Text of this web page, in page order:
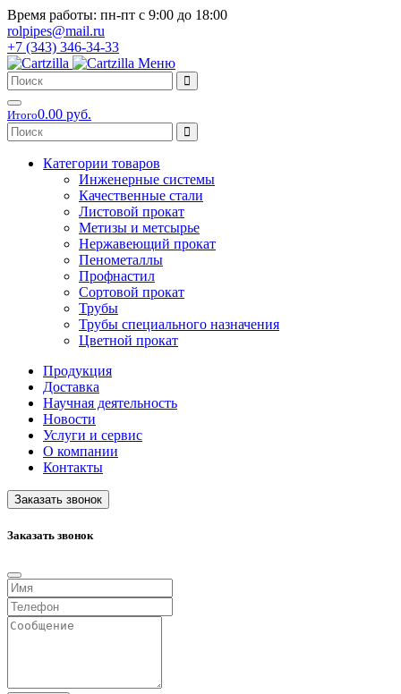
Время работы: пн-пт с 9:00 до 18:00
rolpipes@mail.ru
+7 (343) 346-34-33
Меню
Итого0.00 руб.
Категории товаров
Инженерные системы
Качественные стали
Листовой прокат
Метизы и метсырье
Нержавеющий прокат
Пенометаллы
Профнастил
Сортовой прокат
Трубы
Трубы специального назначения
Цветной прокат
Продукция
Доставка
Научная деятельность
Новости
Услуги и сервис
О компании
Контакты
Заказать звонок
Заказать звонок